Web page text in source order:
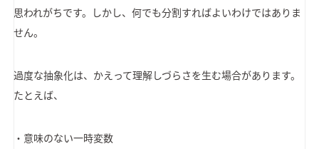
思われがちです。しかし、何でも分割すればよいわけではありま
せん。
過度な抽象化は、かえって理解しづらさを生む場合があります。
たとえば、
・意味のない一時変数